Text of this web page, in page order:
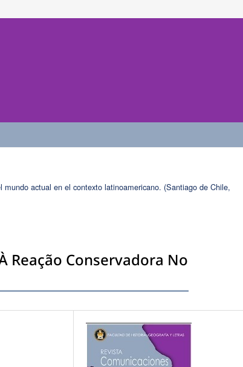
actual en el contexto latinoamericano. (Santiago de Chile,
Reação Conservadora No